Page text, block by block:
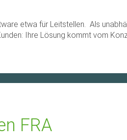
etwa für Leitstellen. Als
Ihre Lösung kommt vom
FRA